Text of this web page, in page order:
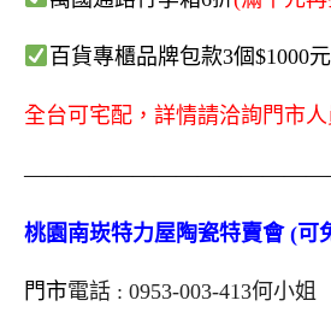
百貨專櫃品牌包款3個$1000元
全台可宅配，詳情請洽詢門市人
桃園 南崁特力屋陶瓷特賣會 (可
門市電話 : 0953-003-413何小姐